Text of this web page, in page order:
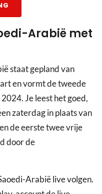
Arabië met
staat gepland van
en vormt de tweede
Je leest het goed,
zaterdag in plaats van
de eerste twee vrije
door de
Arabië live volgen.